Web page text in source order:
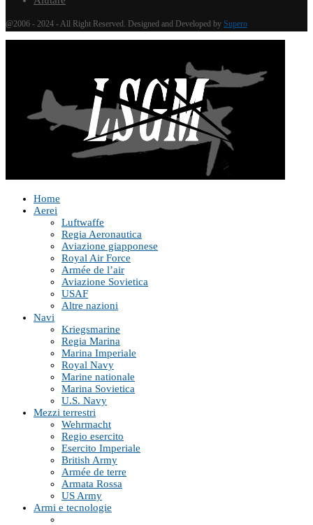
@2006 - 2024 - All Right Reserved. Designed and Developed by Supero
Home
Aerei
Luftwaffe
Regia Aeronautica
Aviazione giapponese
Royal Air Force
Armée de l’air
Aviazione Sovietica
USAF
Altre nazioni
Navi
Kriegsmarine
Regia Marina
Marina Imperiale
Royal Navy
Marine nationale
Marina Sovietica
U.S. Navy
Mezzi terrestri
Wehrmacht
Regio esercito
Esercito Imperiale
British Army
Armée de terre
Armata Rossa
US Army
Armi e tecnologie